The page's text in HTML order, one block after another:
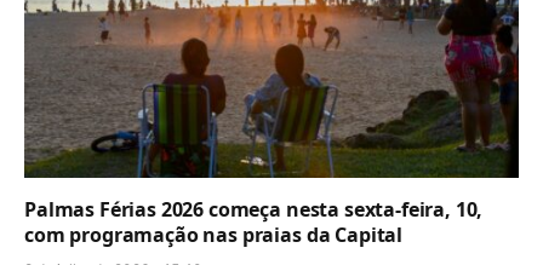
Palmas Férias 2026 começa nesta sexta-feira, 10,
com programação nas praias da Capital